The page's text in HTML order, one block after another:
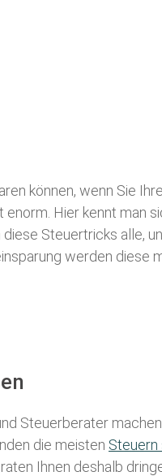
können, wenn Sie Ihre
Hier kennt man
Steuertricks alle,
werden diese
Steuerberater
die meisten Steuern
Ihnen deshalb